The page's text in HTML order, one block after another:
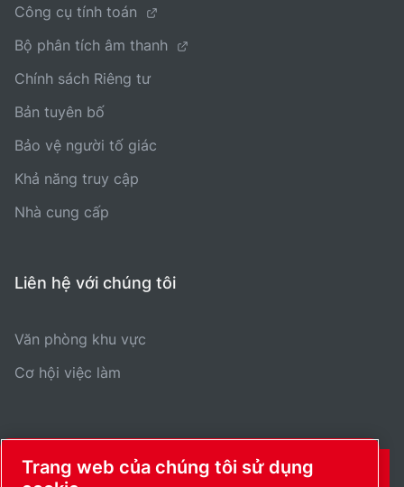
Công cụ tính toán
Bộ phân tích âm thanh
Chính sách Riêng tư
Bản tuyên bố
Bảo vệ người tố giác
Khả năng truy cập
Nhà cung cấp
Liên hệ với chúng tôi
Văn phòng khu vực
Cơ hội việc làm
THÔNG TIN LIÊN HỆ
Trang web của chúng tôi sử dụng